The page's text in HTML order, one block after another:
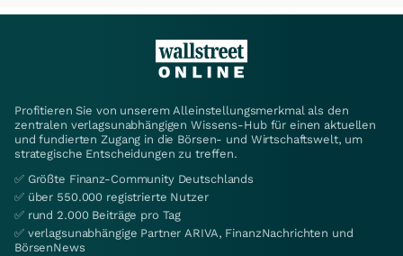
Profitieren Sie von unserem Alleinstellungsmerkmal als den
zentralen verlagsunabhängigen Wissens-Hub für einen aktuellen
und fundierten Zugang in die Börsen- und Wirtschaftswelt, um
strategische Entscheidungen zu treffen.
✅ Größte Finanz-Community Deutschlands
✅ über 550.000 registrierte Nutzer
✅ rund 2.000 Beiträge pro Tag
✅ verlagsunabhängige Partner ARIVA, FinanzNachrichten und
BörsenNews